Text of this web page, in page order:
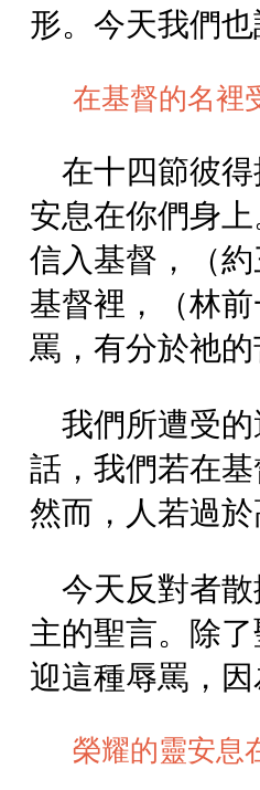
形。今天我們
在基督的名裡
在十四節彼
安息在你們身
信入基督，（
基督裡，（林
罵，有分於祂
我們所遭受
話，我們若在
然而，人若過
今天反對者
主的聖言。除
迎這種辱罵，因
榮耀的靈安息